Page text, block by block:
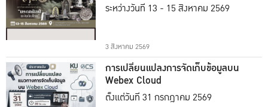
ระหว่างวันที่ 13 - 15 สิงหาคม 2569
3 สิงหาคม 2569
การเปลี่ยนแปลงการจัดเก็บข้อมูลบน
Webex Cloud
ตั้งแต่วันที่ 31 กรกฎาคม 2569